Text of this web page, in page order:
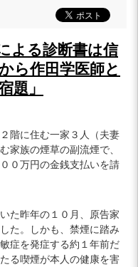
よる診断書は信
ら作田学医師と
題」
階に住む一家３人（夫妻
家族の煙草の副流煙で、
０万円の金銭支払いを請
た昨年の１０月、原告家
た。しかも、禁煙に踏み
症を発症する約１年前だ
る喫煙が本人の健康を害